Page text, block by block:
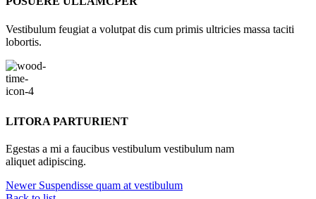
Vestibulum feugiat a volutpat dis cum primis ultricies massa taciti
lobortis.
LITORA PARTURIENT
Egestas a mi a faucibus vestibulum vestibulum nam
aliquet adipiscing.
Newer Suspendisse quam at vestibulum